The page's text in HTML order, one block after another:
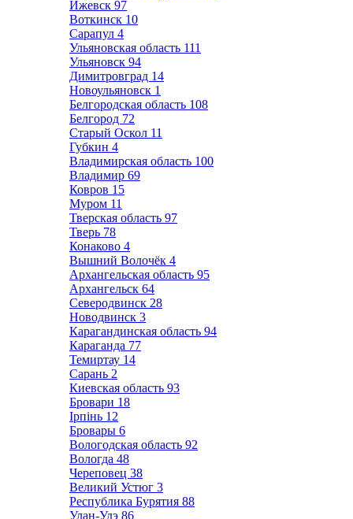
Ижевск 97
Воткинск 10
Сарапул 4
Ульяновская область 111
Ульяновск 94
Димитровград 14
Новоульяновск 1
Белгородская область 108
Белгород 72
Старый Оскол 11
Губкин 4
Владимирская область 100
Владимир 69
Ковров 15
Муром 11
Тверская область 97
Тверь 78
Конаково 4
Вышний Волочёк 4
Архангельская область 95
Архангельск 64
Северодвинск 28
Новодвинск 3
Карагандинская область 94
Караганда 77
Темиртау 14
Сарань 2
Киевская область 93
Бровари 18
Ірпінь 12
Бровары 6
Вологодская область 92
Вологда 48
Череповец 38
Великий Устюг 3
Республика Бурятия 88
Улан-Удэ 86